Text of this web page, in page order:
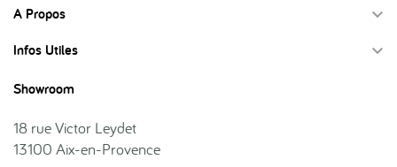
A Propos 
Infos Utiles 
Showroom
18 rue Victor Leydet
13100 Aix-en-Provence